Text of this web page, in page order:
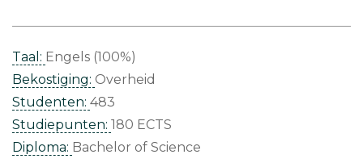
Taal: Engels (100%)
Bekostiging: Overheid
Studenten: 483
Studiepunten: 180 ECTS
Diploma: Bachelor of Science